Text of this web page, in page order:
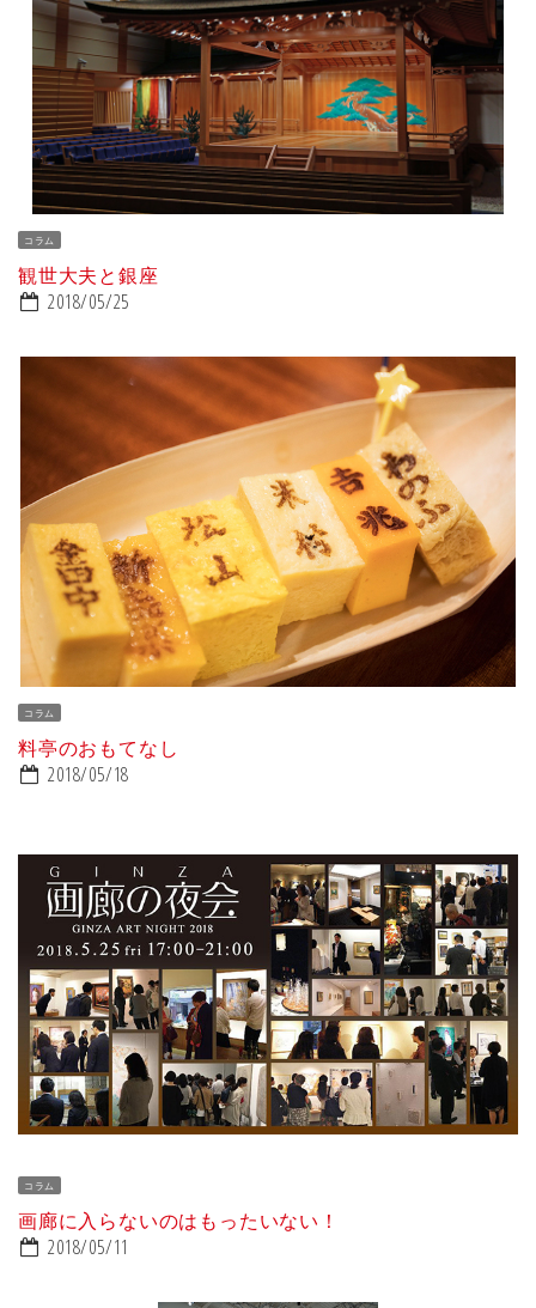
コラム
観世大夫と銀座
2018/05/25
コラム
料亭のおもてなし
2018/05/18
コラム
画廊に入らないのはもったいない！
2018/05/11